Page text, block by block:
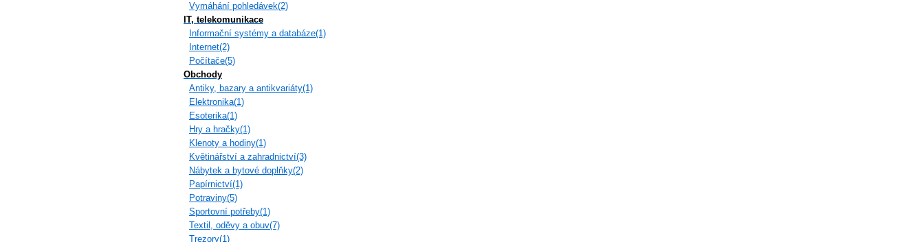
Vymáhání pohledávek(2)
IT, telekomunikace
Informační systémy a databáze(1)
Internet(2)
Počítače(5)
Obchody
Antiky, bazary a antikvariáty(1)
Elektronika(1)
Esoterika(1)
Hry a hračky(1)
Klenoty a hodiny(1)
Květinářství a zahradnictví(3)
Nábytek a bytové doplňky(2)
Papírnictví(1)
Potraviny(5)
Sportovní potřeby(1)
Textil, oděvy a obuv(7)
Trezory(1)